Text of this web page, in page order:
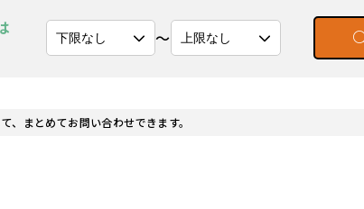
〜
、まとめてお問い合わせできます。